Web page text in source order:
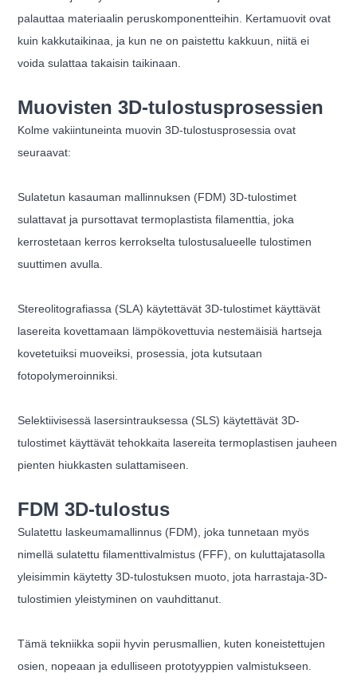
palauttaa materiaalin peruskomponentteihin. Kertamuovit ovat
kuin kakkutaikinaa, ja kun ne on paistettu kakkuun, niitä ei
voida sulattaa takaisin taikinaan.
Muovisten 3D-tulostusprosessien
Kolme vakiintuneinta muovin 3D-tulostusprosessia ovat
seuraavat:
Sulatetun kasauman mallinnuksen (FDM) 3D-tulostimet
sulattavat ja pursottavat termoplastista filamenttia, joka
kerrostetaan kerros kerrokselta tulostusalueelle tulostimen
suuttimen avulla.
Stereolitografiassa (SLA) käytettävät 3D-tulostimet käyttävät
lasereita kovettamaan lämpökovettuvia nestemäisiä hartseja
kovetetuiksi muoveiksi, prosessia, jota kutsutaan
fotopolymeroinniksi.
Selektiivisessä lasersintrauksessa (SLS) käytettävät 3D-
tulostimet käyttävät tehokkaita lasereita termoplastisen jauheen
pienten hiukkasten sulattamiseen.
FDM 3D-tulostus
Sulatettu laskeumamallinnus (FDM), joka tunnetaan myös
nimellä sulatettu filamenttivalmistus (FFF), on kuluttajatasolla
yleisimmin käytetty 3D-tulostuksen muoto, jota harrastaja-3D-
tulostimien yleistyminen on vauhdittanut.
Tämä tekniikka sopii hyvin perusmallien, kuten koneistettujen
osien, nopeaan ja edulliseen prototyyppien valmistukseen.